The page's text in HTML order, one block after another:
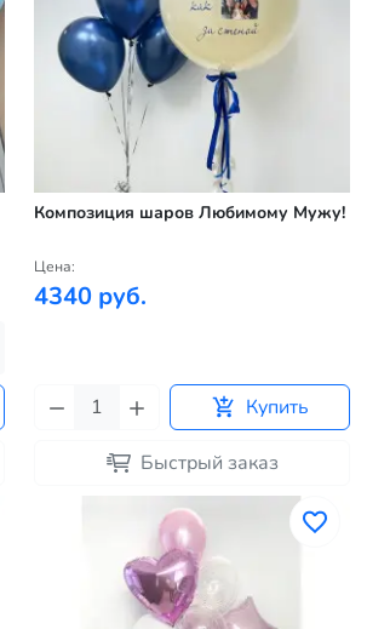
Композиция шаров Любимому Мужу!
Цена:
4340 руб.
Купить
Быстрый заказ